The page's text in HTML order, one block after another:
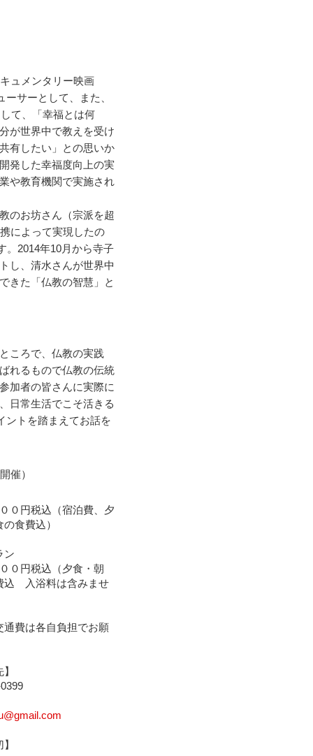
ュメンタリー映画
サーとして、また、
て、「幸福とは何
が世界中で教えを受け
有したい」との思いか
発した幸福度向上の実
や教育機関で実施され
のお坊さん（宗派を超
によって実現したの
。2014年10月から寺子
し、清水さんが世界中
きた「仏教の智慧」と
ころで、仏教の実践
れるもので仏教の伝統
加者の皆さんに実際に
日常生活でこそ活きる
ントを踏まえてお話を
催）
０円税込（宿泊費、夕
食費込）
ン
０円税込（夕食・朝
込 入浴料は含みませ
費は各自負担でお願